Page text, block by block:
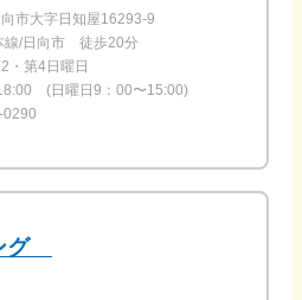
市大字日知屋16293-9
線/日向市 徒歩20分
・第4日曜日
(日曜日9：00〜15:00)
0290
グ